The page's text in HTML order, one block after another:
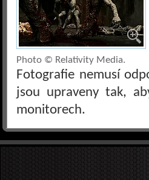
Photo © Relativity Media.
Fotografie nemusí
jsou upraveny tak,
monitorech.